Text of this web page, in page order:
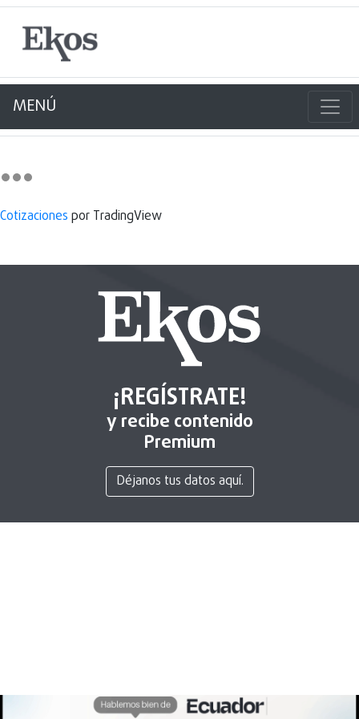
MENÚ
Cotizaciones por TradingView
¡REGÍSTRATE!
y recibe contenido
Premium
Déjanos tus datos aquí.